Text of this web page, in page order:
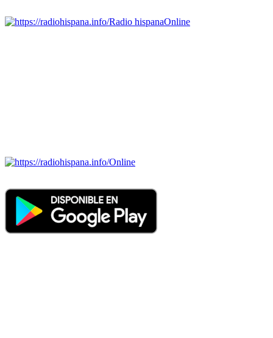
Radio hispanaOnline
Online